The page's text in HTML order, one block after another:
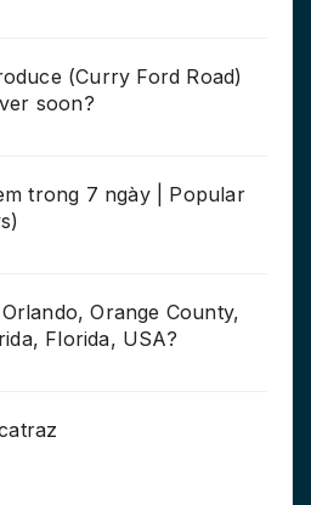
(Curry Ford Road)
soon?
trong 7 ngày | Popular
Orange County,
Florida, USA?